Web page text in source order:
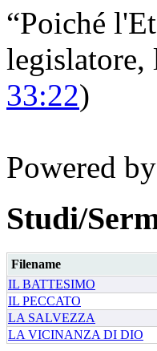
“Poiché
legislatore,
33:22)
Powered by
Studi/
Filename
IL BATTESIMO
IL PECCATO
LA SALVEZZA
LA VICINANZA DI DIO